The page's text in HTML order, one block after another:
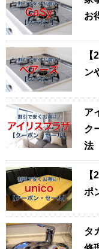
お
ン
ア
ク
法
ポ
タ